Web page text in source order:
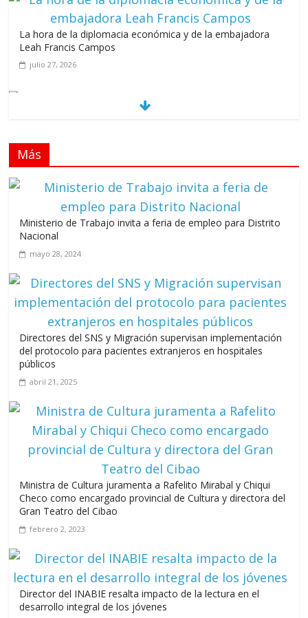
La hora de la diplomacia económica y de la embajadora
Leah Francis Campos
julio 27, 2026
Llevar los Juegos XXV Juegos Centroamericanos
Leonel Fernández y la última oportunidad de los políticos de
carrera
agosto 3, 2026
Más
Ministerio de Trabajo invita a feria de empleo para Distrito
Nacional
mayo 28, 2024
Directores del SNS y Migración supervisan implementación
del protocolo para pacientes extranjeros en hospitales
públicos
abril 21, 2025
Ministra de Cultura juramenta a Rafelito Mirabal y Chiqui
Checo como encargado provincial de Cultura y directora del
Gran Teatro del Cibao
febrero 2, 2023
Director del INABIE resalta impacto de la lectura en el
desarrollo integral de los jóvenes